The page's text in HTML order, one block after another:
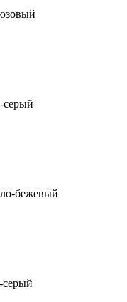
бежевый